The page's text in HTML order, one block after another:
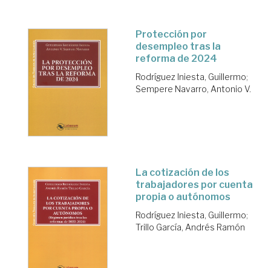
Protección por
desempleo tras la
reforma de 2024
Rodríguez Iniesta, Guillermo;
Sempere Navarro, Antonio V.
La cotización de los
trabajadores por cuenta
propia o autónomos
Rodríguez Iniesta, Guillermo;
Trillo García, Andrés Ramón